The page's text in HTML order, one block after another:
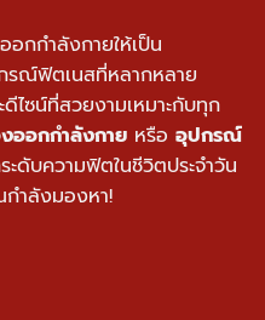
อกกำลังกายให้เป็น
รณ์ฟิตเนสที่หลากหลาย
ไซน์ที่สวยงามเหมาะกับทุก
ออกกำลังกาย หรือ อุปกรณ์
ะดับความฟิตในชีวิตประจำวัน
ำลังมองหา!